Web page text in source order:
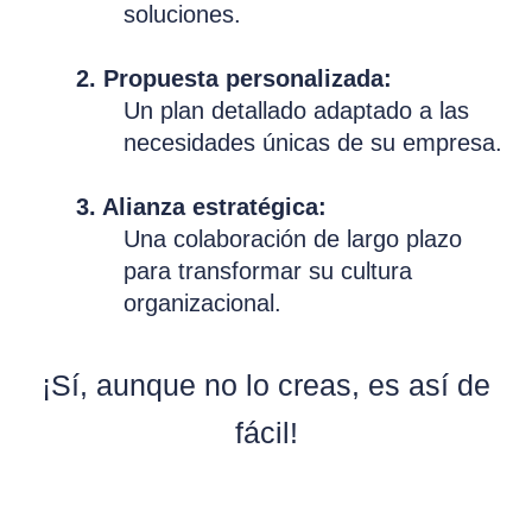
soluciones.
2. Propuesta personalizada:
Un plan detallado adaptado a las
necesidades únicas de su empresa.
3. Alianza estratégica:
Una colaboración de largo plazo
para transformar su cultura
organizacional.
¡Sí, aunque no lo creas, es así de
fácil!